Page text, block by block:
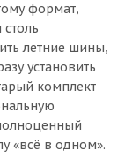
формат,
летние шины,
установить
комплект
«всё в одном».